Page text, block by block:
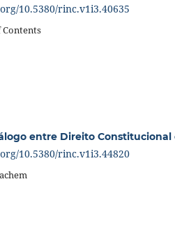
10.5380/rinc.v1i3.40635
entre Direito
10.5380/rinc.v1i3.44820